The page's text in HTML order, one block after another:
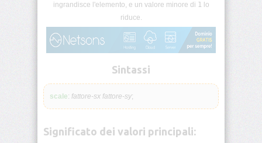
CSS
ingrandisce l'elemento, e un valore minore di 1 lo
riduce.
Sintassi
scale: fattore-sx fattore-sy;
Significato dei valori principali: